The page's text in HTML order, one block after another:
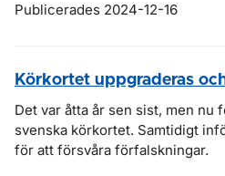
Publicerades 2024-12-16
Körkortet uppgraderas
Det var åtta år sen sist, men nu
svenska körkortet. Samtidigt
för att försvåra förfalskningar.